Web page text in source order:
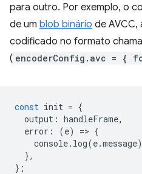
para outro. Por exemplo, o
de um blob binário de AVCC,
codificado no formato
( encoderConfig.avc = {
const init = {
output : handleFrame,
error : (e) => {
console. log(e.message
},
};